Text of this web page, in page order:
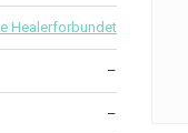
Healerforbundet
–
–